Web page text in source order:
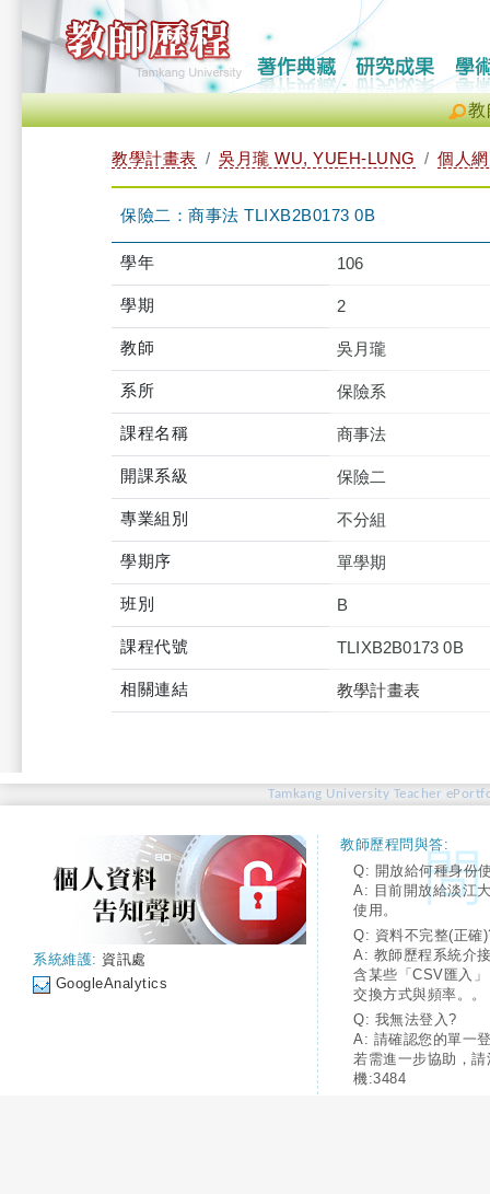
教
教學計畫表 吳月瓏 WU, YUEH-LUNG 個人
保險二：商事法 TLIXB2B0173 0B
學年 106
學期 2
教師 吳月瓏
系所 保險系
課程名稱 商事法
開課系級 保險二
專業組別 不分組
學期序 單學期
班別 B
課程代號 TLIXB2B0173 0B
相關連結 教學計畫表
Tamkang University Teacher
系統維護: 資訊處
GoogleAnalytics
教師歷程問與答:
Q: 開放給何種身份
A: 目前開放給淡江
使用。
Q: 資料不完整(正確
A: 教師歷程系統介
含某些「CSV匯入
交換方式與頻率。。
Q: 我無法登入?
A: 請確認您的單一
若需進一步協助，
機:3484